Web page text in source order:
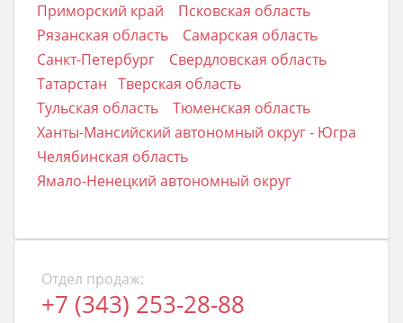
Приморский край
Псковская область
Рязанская область
Самарская область
Санкт-Петербург
Свердловская область
Татарстан Тверская область
Тульская область
Тюменская область
Ханты-Мансийский автономный округ - Югра
Челябинская область
Ямало-Ненецкий автономный округ
Отдел продаж:
+7 (343) 253-28-88